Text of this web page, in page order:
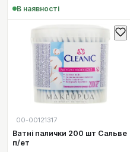
В наявності
00-00121317
Ватні палички 200 шт Сальве
п/ет